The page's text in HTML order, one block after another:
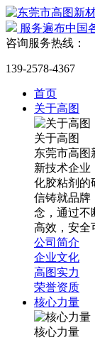
服务遍布中国
咨询服务热线：
139-2578-4367
首页
关于高图
关于高图
东莞市高图
新技术企业
化胶粘剂的
信铸就品牌
念，通过不
高效，安全
公司简介
企业文化
高图实力
荣誉资质
核心力量
核心力量